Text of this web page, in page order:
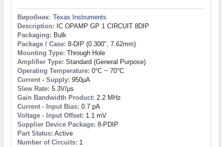
Виробник: Texas Instruments
Description: IC OPAMP GP 1 CIRCUIT 8DIP
Packaging: Bulk
Package / Case: 8-DIP (0.300", 7.62mm)
Mounting Type: Through Hole
Amplifier Type: Standard (General Purpose)
Operating Temperature: 0°C ~ 70°C
Current - Supply: 950µA
Slew Rate: 5.3V/µs
Gain Bandwidth Product: 2.2 MHz
Current - Input Bias: 0.7 pA
Voltage - Input Offset: 1.1 mV
Supplier Device Package: 8-PDIP
Part Status: Active
Number of Circuits: 1